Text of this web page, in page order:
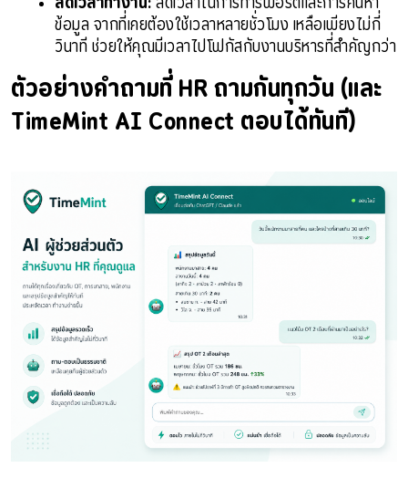
ข้อมูล จากที่เคยต้องใช้เวลาหลายชั่วโมง เหลือเพียงไม่กี่
วินาที ช่วยให้คุณมีเวลาไปโฟกัสกับงานบริหารที่สำคัญกว่า
ตัวอย่างคำถามที่ HR ถามกันทุกวัน (และ
TimeMint AI Connect ตอบได้ทันที)